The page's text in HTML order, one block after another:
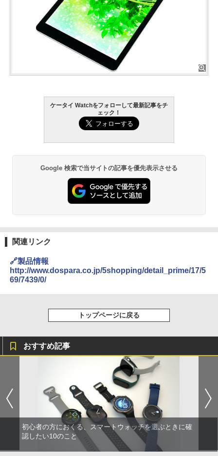
ケータイ Watchをフォローして最新記事をチ
ェック！
Google 検索で当サイトの記事を優先表示させる
関連リンク
🔗製品情報
http://www.dospara.co.jp/5shopping/detail_prime/17/5
69/7439/0/
トップページに戻る
おすすめ記事
初心者の方におくる、スマートウォッチを選ぶときに確
認したい10のこと